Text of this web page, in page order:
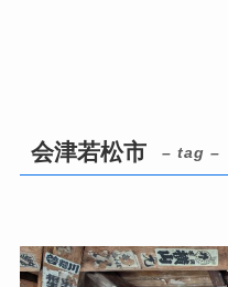
会津若松市 – tag –